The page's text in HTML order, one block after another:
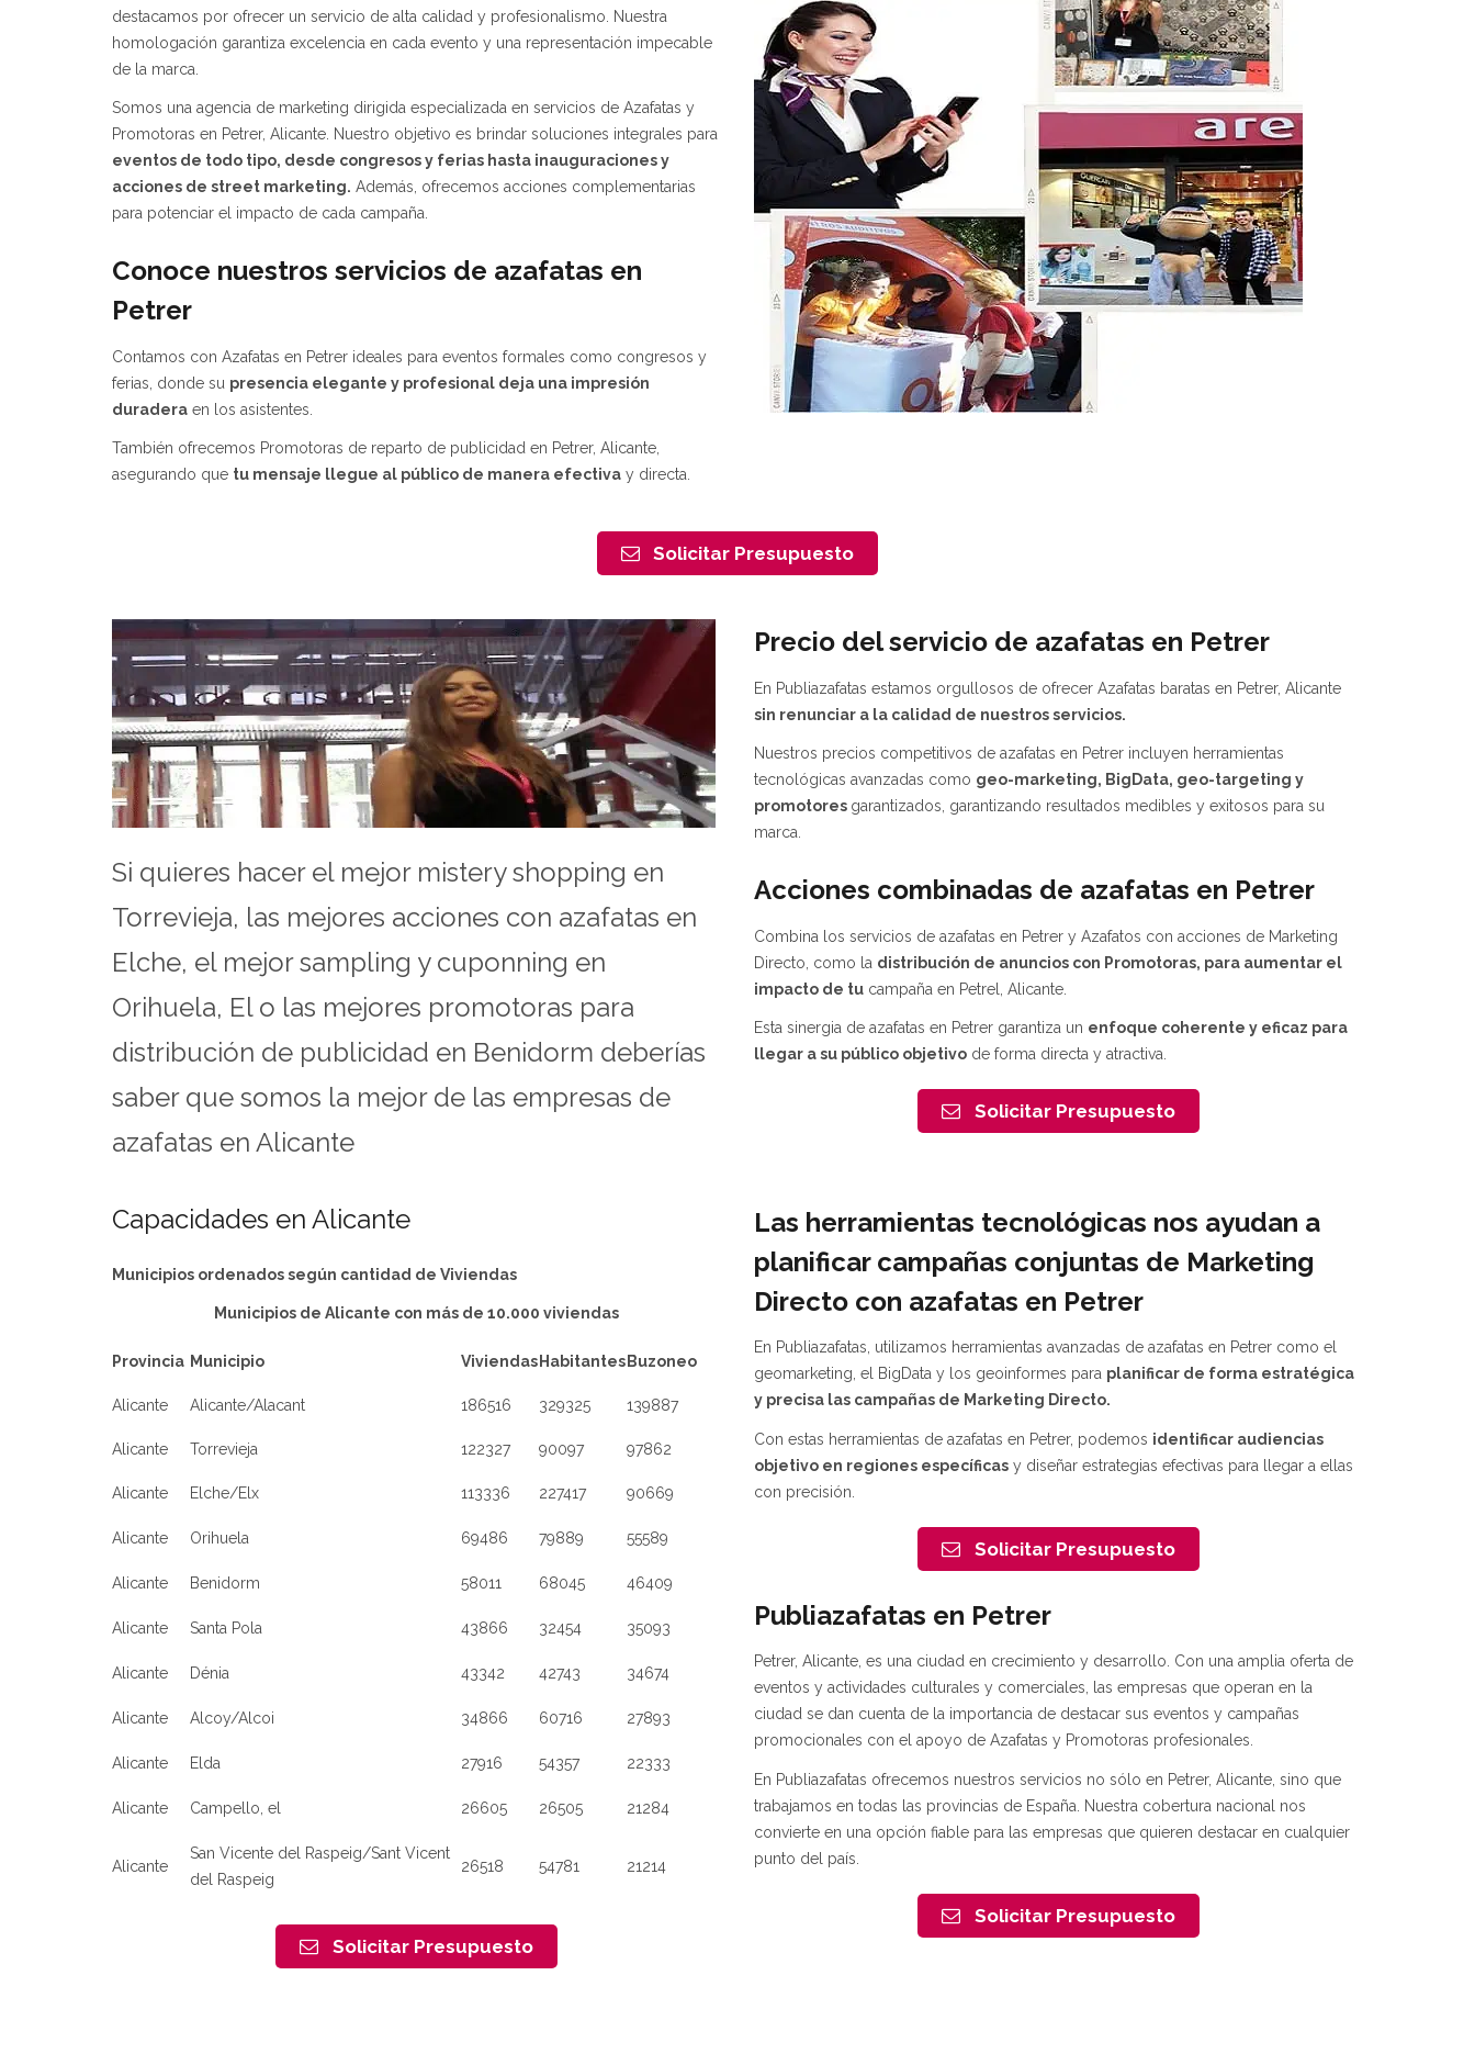
destacamos por ofrecer un servicio de alta calidad y profesionalismo. Nuestra
homologación garantiza excelencia en cada evento y una representación impecable
de la marca.
Somos una agencia de marketing dirigida especializada en servicios de Azafatas y
Promotoras en Petrer, Alicante. Nuestro objetivo es brindar soluciones integrales para
eventos de todo tipo, desde congresos y ferias hasta inauguraciones y
acciones de street marketing. Además, ofrecemos acciones complementarias
para potenciar el impacto de cada campaña.
Conoce nuestros servicios de azafatas en
Petrer
Contamos con Azafatas en Petrer ideales para eventos formales como congresos y
ferias, donde su presencia elegante y profesional deja una impresión
duradera en los asistentes.
También ofrecemos Promotoras de reparto de publicidad en Petrer, Alicante,
asegurando que tu mensaje llegue al público de manera efectiva y directa.
Solicitar Presupuesto
Si quieres hacer el mejor mistery shopping en
Torrevieja, las mejores acciones con azafatas en
Elche, el mejor sampling y cuponning en
Orihuela, El o las mejores promotoras para
distribución de publicidad en Benidorm deberías
saber que somos la mejor de las empresas de
azafatas en Alicante
Precio del servicio de azafatas en Petrer
En Publiazafatas estamos orgullosos de ofrecer Azafatas baratas en Petrer, Alicante
sin renunciar a la calidad de nuestros servicios.
Nuestros precios competitivos de azafatas en Petrer incluyen herramientas
tecnológicas avanzadas como geo-marketing, BigData, geo-targeting y
promotores garantizados, garantizando resultados medibles y exitosos para su
marca.
Acciones combinadas de azafatas en Petrer
Combina los servicios de azafatas en Petrer y Azafatos con acciones de Marketing
Directo, como la distribución de anuncios con Promotoras, para aumentar el
impacto de tu campaña en Petrel, Alicante.
Esta sinergia de azafatas en Petrer garantiza un enfoque coherente y eficaz para
llegar a su público objetivo de forma directa y atractiva.
Solicitar Presupuesto
Capacidades en Alicante
Municipios ordenados según cantidad de Viviendas
Municipios de Alicante con más de 10.000 viviendas
Provincia Municipio ViviendasHabitantesBuzoneo
Alicante Alicante/Alacant 186516 329325 139887
Alicante Torrevieja 122327 90097 97862
Alicante Elche/Elx 113336 227417 90669
Alicante Orihuela 69486 79889 55589
Alicante Benidorm 58011 68045 46409
Alicante Santa Pola 43866 32454 35093
Alicante Dénia 43342 42743 34674
Alicante Alcoy/Alcoi 34866 60716 27893
Alicante Elda 27916 54357 22333
Alicante Campello, el 26605 26505 21284
Alicante
San Vicente del Raspeig/Sant Vicent
del Raspeig
26518 54781 21214
Solicitar Presupuesto
Las herramientas tecnológicas nos ayudan a
planificar campañas conjuntas de Marketing
Directo con azafatas en Petrer
En Publiazafatas, utilizamos herramientas avanzadas de azafatas en Petrer como el
geomarketing, el BigData y los geoinformes para planificar de forma estratégica
y precisa las campañas de Marketing Directo.
Con estas herramientas de azafatas en Petrer, podemos identificar audiencias
objetivo en regiones específicas y diseñar estrategias efectivas para llegar a ellas
con precisión.
Solicitar Presupuesto
Publiazafatas en Petrer
Petrer, Alicante, es una ciudad en crecimiento y desarrollo. Con una amplia oferta de
eventos y actividades culturales y comerciales, las empresas que operan en la
ciudad se dan cuenta de la importancia de destacar sus eventos y campañas
promocionales con el apoyo de Azafatas y Promotoras profesionales.
En Publiazafatas ofrecemos nuestros servicios no sólo en Petrer, Alicante, sino que
trabajamos en todas las provincias de España. Nuestra cobertura nacional nos
convierte en una opción fiable para las empresas que quieren destacar en cualquier
punto del país.
Solicitar Presupuesto